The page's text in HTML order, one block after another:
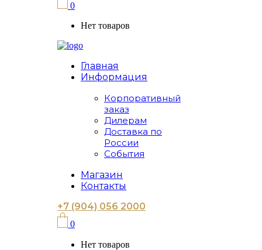
0
Нет товаров
Главная
Информация
Корпоративный
заказ
Дилерам
Доставка по
России
События
Магазин
Контакты
+7 (904) 056 2000
0
Нет товаров